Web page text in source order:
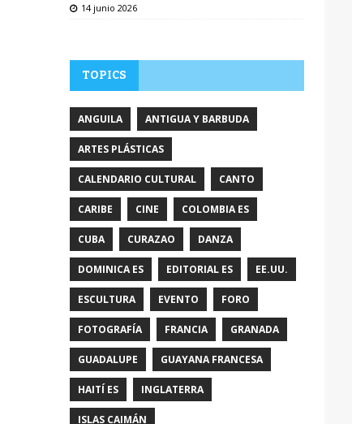
14 junio 2026
TOPICS
ANGUILA ANTIGUA Y BARBUDA
ARTES PLÁSTICAS
CALENDARIO CULTURAL CANTO
CARIBE CINE COLOMBIA ES
CUBA CURAZAO DANZA
DOMINICA ES EDITORIAL ES EE.UU.
ESCULTURA EVENTO FORO
FOTOGRAFÍA FRANCIA GRANADA
GUADALUPE GUAYANA FRANCESA
HAITÍ ES INGLATERRA
ISLAS CAIMÁN